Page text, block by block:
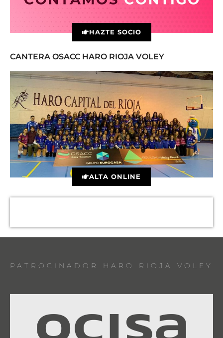
HAZTE SOCIO
CANTERA OSACC HARO RIOJA VOLEY
ALTA ONLINE
PATROCINADOR HARO RIOJA VOLEY